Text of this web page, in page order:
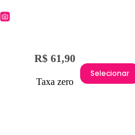
R$ 61,90
Taxa zero
Selecionar